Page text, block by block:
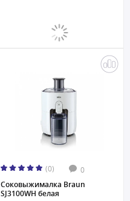
(0) 0
Соковыжималкa Braun
SJ3100WH белая